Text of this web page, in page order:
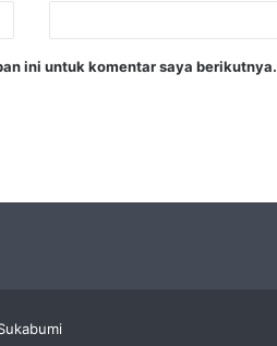
ini untuk komentar saya berikutnya.